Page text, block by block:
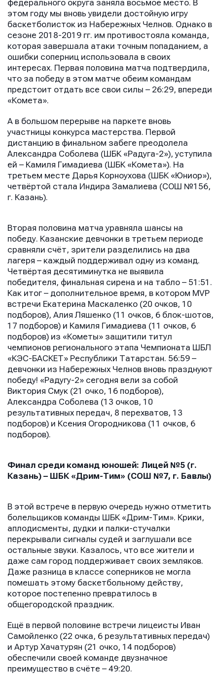
федерального округа заняла восьмое место. В
этом году мы вновь увидели достойную игру
баскетболисток из Набережных Челнов. Однако в
сезоне 2018-2019 гг. им противостояла команда,
которая завершала атаки точным попаданием, а
ошибки соперниц использовала в своих
интересах. Первая половина матча подтвердила,
что за победу в этом матче обеим командам
предстоит отдать все свои силы – 26:29, впереди
«Комета».
А в большом перерыве на паркете вновь
участницы конкурса мастерства. Первой
дистанцию в финальном забеге преодолела
Александра Соболева (ШБК «Радуга-2»), уступила
ей – Камиля Гимадиева (ШБК «Комета»). На
третьем месте Дарья Корноухова (ШБК «Юниор»),
четвёртой стала Индира Замалиева (СОШ №156,
г. Казань).
Вторая половина матча уравняла шансы на
победу. Казанские девчонки в третьем периоде
сравняли счёт, зрители разделились на два
лагеря – каждый поддерживал одну из команд.
Четвёртая десятиминутка не выявила
победителя, финальная сирена и на табло – 51:51.
Как итог – дополнительное время, в котором MVP
встречи Екатерина Маскаленко (20 очков, 10
подборов), Алия Ляшенко (11 очков, 6 блок-шотов,
17 подборов) и Камиля Гимадиева (11 очков, 6
подборов) из «Кометы» защитили титул
чемпионов регионального этапа Чемпионата ШБЛ
«КЭС-БАСКЕТ» Республики Татарстан. 56:59 –
девчонки из Набережных Челнов вновь празднуют
победу! «Радугу-2» сегодня вели за собой
Виктория Смук (21 очко, 16 подборов),
Александра Соболева (13 очков, 10
результативных передач, 8 перехватов, 13
подборов) и Ксения Огородникова (11 очков, 6
подборов).
Финал среди команд юношей: Лицей №5 (г.
Казань) – ШБК «Дрим-Тим» (СОШ №7, г. Бавлы)
В этой встрече в первую очередь нужно отметить
болельщиков команды ШБК «Дрим-Тим». Крики,
аплодисменты, дудки и палки-стучалки
перекрывали сигналы судей и заглушали все
остальные звуки. Казалось, что все жители и
даже сам город поддерживает своих земляков.
Даже разница в классе соперников не могла
помешать этому баскетбольному действу,
которое постепенно превратилось в
общегородской праздник.
Ещё в первой половине встречи лицеисты Иван
Самойленко (22 очка, 6 результативных передач)
и Артур Хачатурян (21 очко, 14 подборов)
обеспечили своей команде двузначное
преимущество в счёте – 49:20.